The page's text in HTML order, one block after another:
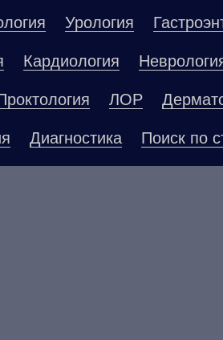
Урология
Кардиология
ЛОР
Диагностика Поиск по